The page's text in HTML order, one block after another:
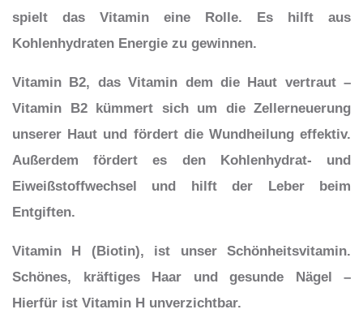
spielt das Vitamin eine Rolle. Es hilft aus
Kohlenhydraten Energie zu gewinnen.
Vitamin B2, das Vitamin dem die Haut vertraut –
Vitamin B2 kümmert sich um die Zellerneuerung
unserer Haut und fördert die Wundheilung effektiv.
Außerdem fördert es den Kohlenhydrat- und
Eiweißstoffwechsel und hilft der Leber beim
Entgiften.
Vitamin H (Biotin), ist unser Schönheitsvitamin.
Schönes, kräftiges Haar und gesunde Nägel –
Hierfür ist Vitamin H unverzichtbar.